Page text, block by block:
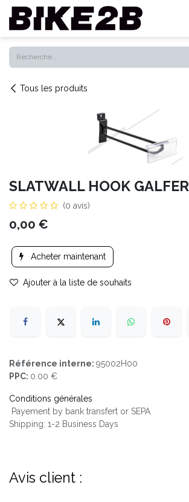
Se rendre au contenu
Tous les produits
SLATWALL HOOK GALFER
(0 avis)
0,00 €
Acheter maintenant
Ajouter à la liste de souhaits
Référence interne: 95002H00
PPC: 0.00 €
Conditions générales
Payement by bank transfert or SEPA
Shipping: 1-2 Business Days
Avis client :